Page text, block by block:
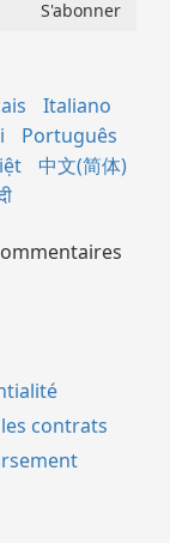
Italiano
Português
中文(简体)
contrats